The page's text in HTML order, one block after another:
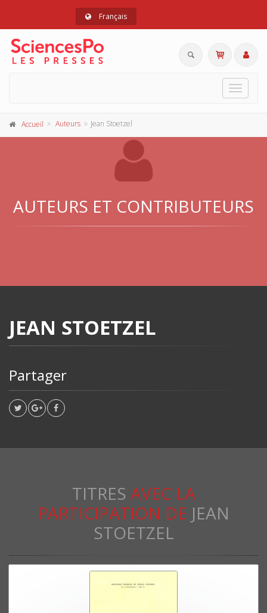
Français
Toggle
Accueil Auteurs Jean Stoetzel
AUTEURS ET CONTRIBUTEURS
JEAN STOETZEL
Partager
TITRES AVEC LA
PARTICIPATION DE JEAN
STOETZEL